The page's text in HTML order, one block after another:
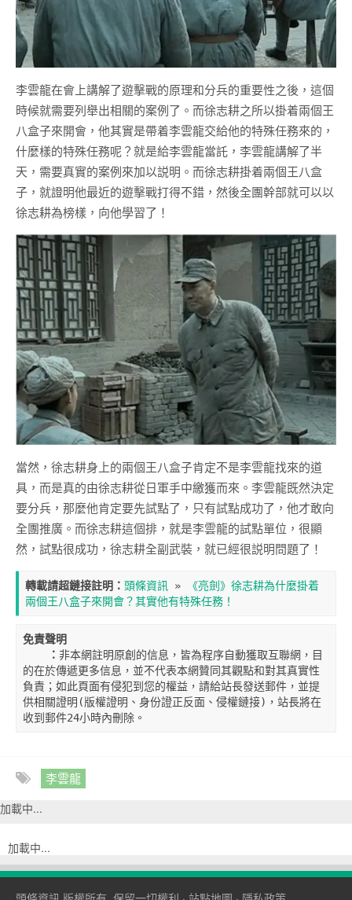
李雲龍在會上講解了遊擊戰的原理和分兵的重要性之後，這個
時候就需要列舉出相關的案例了。而徐志耕之所以掛着兩個王
八盒子來開會，他其實是帶着李雲龍交給他的特殊任務來的，
什麼樣的特殊任務呢？就是給李雲龍當託，李雲龍講解了半
天，需要真實的案例來加以説明。而徐志耕掛着兩個王八盒
子，就證明他最近的遊擊戰打得不錯，然後全團幹部就可以以
徐志耕為榜樣，向他學習了！
當然，徐志耕身上的兩個王八盒子肯定不是李雲龍找來的道
具，而是真的由徐志耕從日軍手中繳獲而來。李雲龍既然決定
要分兵，那麼他肯定要先試點了，只有試點成功了，他才敢向
全團推廣。而徐志耕這個排，就是李雲龍的試點單位，很顯
然，試點很成功，徐志耕全副武裝，就已經很説明問題了！
轉載請超鏈接註明： 頭條資訊 »
《亮劍》徐志耕為什麼掛着
兩個王八盒子來開會？其實他有特殊任務！
免責聲明
    ：
非本網註明原創的信息，皆為程序自動獲取互聯網，目
的在於傳遞更多信息，並不代表本網贊同其觀點和對其真實性
負責；如此頁面有侵犯到您的權益，請給站長發送郵件，並提
供相關證明(版權證明、身份證正反面、侵權鏈接)，站長將在
收到郵件24小時內刪除。
李雲龍
加載中...
加載中...